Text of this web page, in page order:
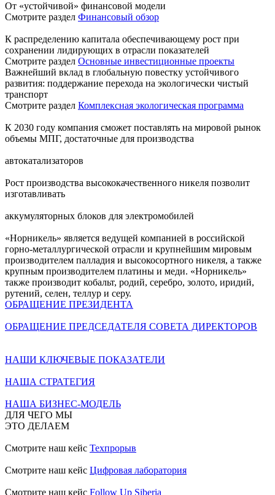
От «устойчивой» финансовой модели
Смотрите раздел Финансовый обзор
К распределению капитала обеспечивающему рост при
сохранении лидирующих в отрасли показателей
Смотрите раздел Основные инвестиционные проекты
Важнейший вклад в глобальную повестку устойчивого
развития: поддержание перехода на экологически чистый
транспорт
Смотрите раздел Комплексная экологическая программа
К 2030 году компания сможет поставлять на мировой рынок
объемы МПГ, достаточные для производства
автокатализаторов
Рост производства высококачественного никеля позволит
изготавливать
аккумуляторных блоков для электромобилей
«Норникель» является ведущей компанией в российской
горно-металлургической отрасли и крупнейшим мировым
производителем палладия и высокосортного никеля, а также
крупным производителем платины и меди. «Норникель»
также производит кобальт, родий, серебро, золото, иридий,
рутений, селен, теллур и серу.
ОБРАЩЕНИЕ ПРЕЗИДЕНТА
ОБРАЩЕНИЕ ПРЕДСЕДАТЕЛЯ СОВЕТА ДИРЕКТОРОВ
НАШИ КЛЮЧЕВЫЕ ПОКАЗАТЕЛИ
НАША СТРАТЕГИЯ
НАША БИЗНЕС-МОДЕЛЬ
ДЛЯ ЧЕГО МЫ
ЭТО ДЕЛАЕМ
Смотрите наш кейс Техпрорыв
Смотрите наш кейс Цифровая лаборатория
Смотрите наш кейс Follow Up Siberia